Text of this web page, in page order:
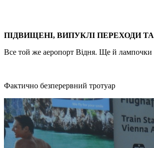
ПІДВИЩЕНІ, ВИПУКЛІ ПЕРЕХОДИ ТА
Все той же аеропорт Відня. Ще й лампочки
Фактично безперервний тротуар